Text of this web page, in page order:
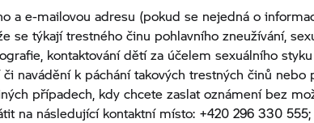
a e-mailovou adresu (pokud se nejedná o
se týkají trestného činu pohlavního zneužívání,
kontaktování dětí za účelem sexuálního
či navádění k páchání takových trestných činů nebo
případech, kdy chcete zaslat oznámení bez
na následující kontaktní místo: +420 296 330 555;